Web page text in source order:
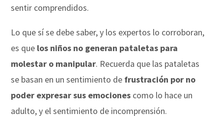
sentir comprendidos.
Lo que sí se debe saber, y los expertos lo corroboran,
es que los niños no generan pataletas para
molestar o manipular. Recuerda que las pataletas
se basan en un sentimiento de frustración por no
poder expresar sus emociones como lo hace un
adulto, y el sentimiento de incomprensión.